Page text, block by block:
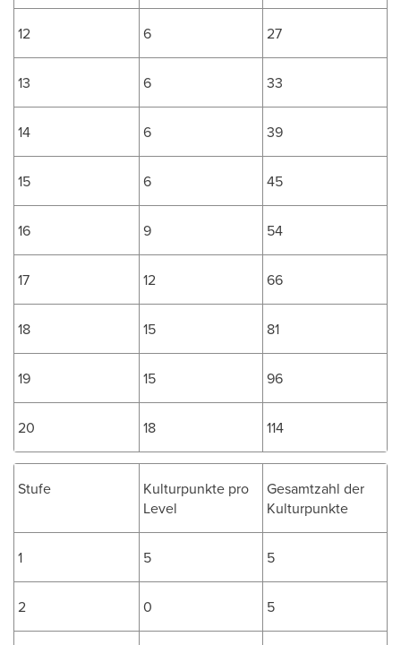
12 6 27
13 6 33
14 6 39
15 6 45
16 9 54
17 12 66
18 15 81
19 15 96
20 18 114
Stufe
Kulturpunkte pro
Level
Gesamtzahl der
Kulturpunkte
1 5 5
2 0 5